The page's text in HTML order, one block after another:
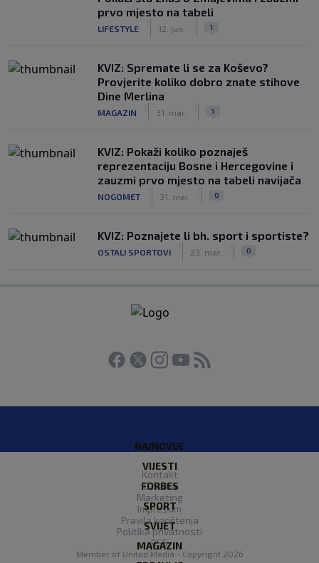
prvo mjesto na tabeli
LIFESTYLE 12. jun. 1
KVIZ: Spremate li se za Koševo?
Provjerite koliko dobro znate stihove
Dine Merlina
MAGAZIN 31. mar. 1
KVIZ: Pokaži koliko poznaješ
reprezentaciju Bosne i Hercegovine i
zauzmi prvo mjesto na tabeli navijača
NOGOMET 31. mar. 0
KVIZ: Poznajete li bh. sport i sportiste?
OSTALI SPORTOVI 23. mar. 0
NAJNOVIJE
VIJESTI
FORBES
SPORT
SVIJET
MAGAZIN
Kontakt
O nama
Marketing
Impresum
Pravila korištenja
Politika privatnosti
RSS
Member of United Media - Copyright 2026